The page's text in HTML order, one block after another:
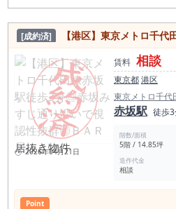
[成約済] 【港区】東京メトロ千代田線赤坂駅徒歩3分◎赤
2026年04月21日
賃料 相談
東京都港区
東京メトロ千代
赤坂駅 徒歩
階数/面積
5階 / 14.85坪
造作代金
相談
Point